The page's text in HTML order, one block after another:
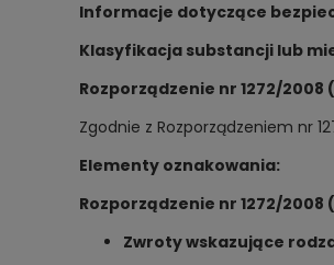
Informacje dotyczące
Klasyfikacja substancji lub
Rozporządzenie nr 1272/2008
Zgodnie z Rozporządzeniem nr
Elementy oznakowania:
Rozporządzenie nr 1272/2008
Zwroty wskazujące